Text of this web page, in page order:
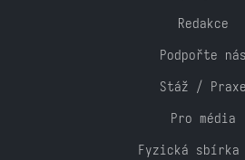
Redakce
Podpořte nás
Stáž / Praxe
Pro média
Fyzická sbírka